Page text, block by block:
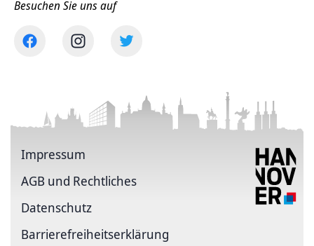
Besuchen Sie uns auf
Impressum
AGB und Rechtliches
Datenschutz
Barriere­freiheits­erklärung